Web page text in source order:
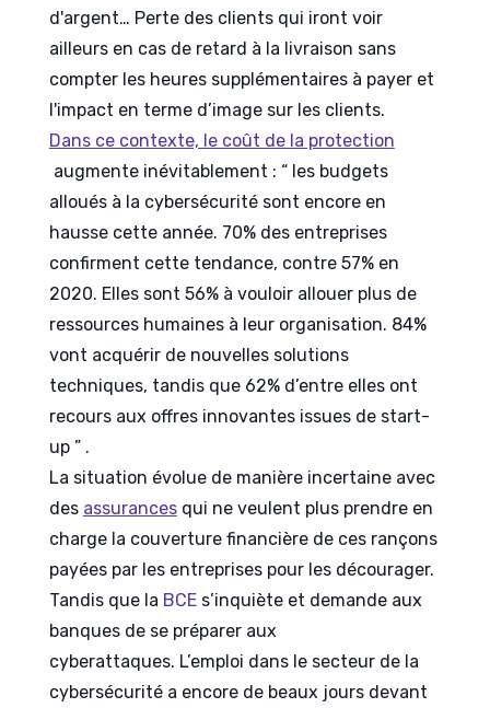
d'argent… Perte des clients qui iront voir
ailleurs en cas de retard à la livraison sans
compter les heures supplémentaires à payer et
l'impact en terme d’image sur les clients.
Dans ce contexte, le coût de la protection
augmente inévitablement : “ les budgets
alloués à la cybersécurité sont encore en
hausse cette année. 70% des entreprises
confirment cette tendance, contre 57% en
2020. Elles sont 56% à vouloir allouer plus de
ressources humaines à leur organisation. 84%
vont acquérir de nouvelles solutions
techniques, tandis que 62% d’entre elles ont
recours aux offres innovantes issues de start-
up ” .
La situation évolue de manière incertaine avec
des assurancesqui ne veulent plus prendre en
charge la couverture financière de ces rançons
payées par les entreprises pour les décourager.
Tandis que la BCE s’inquiète et demande aux
banques de se préparer aux
cyberattaques. L’emploi dans le secteur de la
cybersécurité a encore de beaux jours devant